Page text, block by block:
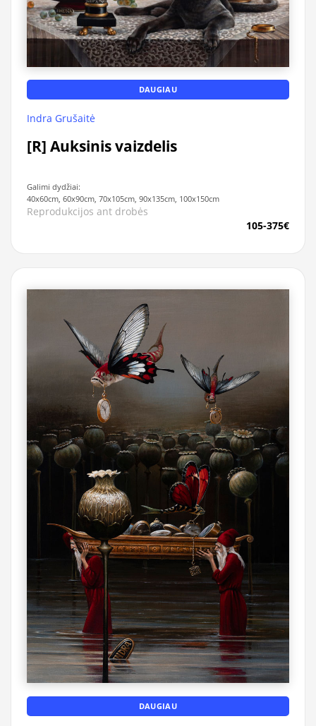
DAUGIAU
Indra Grušaitė
[R] Auksinis vaizdelis
Galimi dydžiai:
40x60cm, 60x90cm, 70x105cm, 90x135cm, 100x150cm
Reprodukcijos ant drobės
105-375€
DAUGIAU